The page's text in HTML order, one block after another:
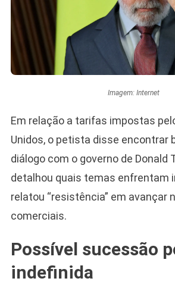
Imagem: Internet
Em relação a tarifas impostas
Unidos, o petista disse encontrar
diálogo com o governo de Donald
detalhou quais temas enfrentam
relatou “resistência” em avançar
comerciais.
Possível sucessão
indefinida